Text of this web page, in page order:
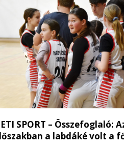
SPORT – Összefoglaló:
a labdáké volt a